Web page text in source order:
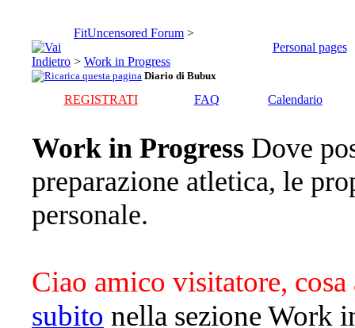
FitUncensored Forum >
Personal pages
> Work in Progress
Diario di Bubux
REGISTRATI FAQ Calendario
Work in Progress Dove
preparazione atletica, le
personale.
Ciao amico visitatore, cosa
subito nella sezione Work